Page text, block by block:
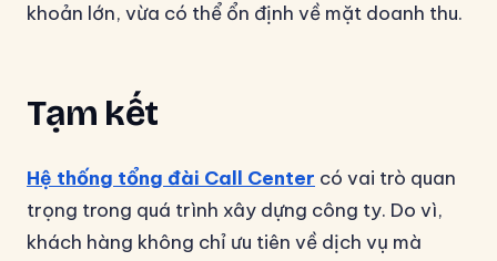
khoản lớn, vừa có thể ổn định về mặt doanh thu.
Tạm kết
Hệ thống tổng đài Call Center có vai trò quan
trọng trong quá trình xây dựng công ty. Do vì,
khách hàng không chỉ ưu tiên về dịch vụ mà